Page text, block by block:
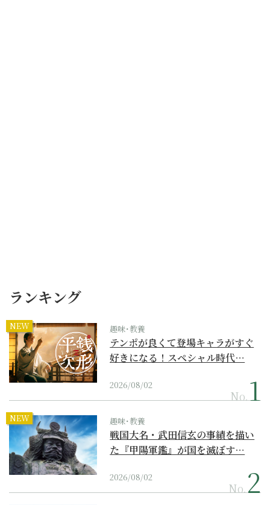
ランキング
NEW 趣味･教養
テンポが良くて登場キャラがすぐ
好きになる！スペシャル時代…
2026/08/02
No.
NEW 趣味･教養
戦国大名・武田信玄の事績を描い
た『甲陽軍鑑』が国を滅ぼす…
2026/08/02
No.